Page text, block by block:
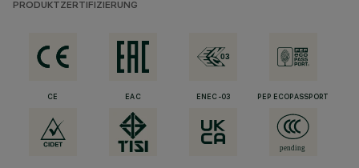
PRODUKTZERTIFIZIERUNG
CE EAC ENEC-03 PEP ECOPASSPORT